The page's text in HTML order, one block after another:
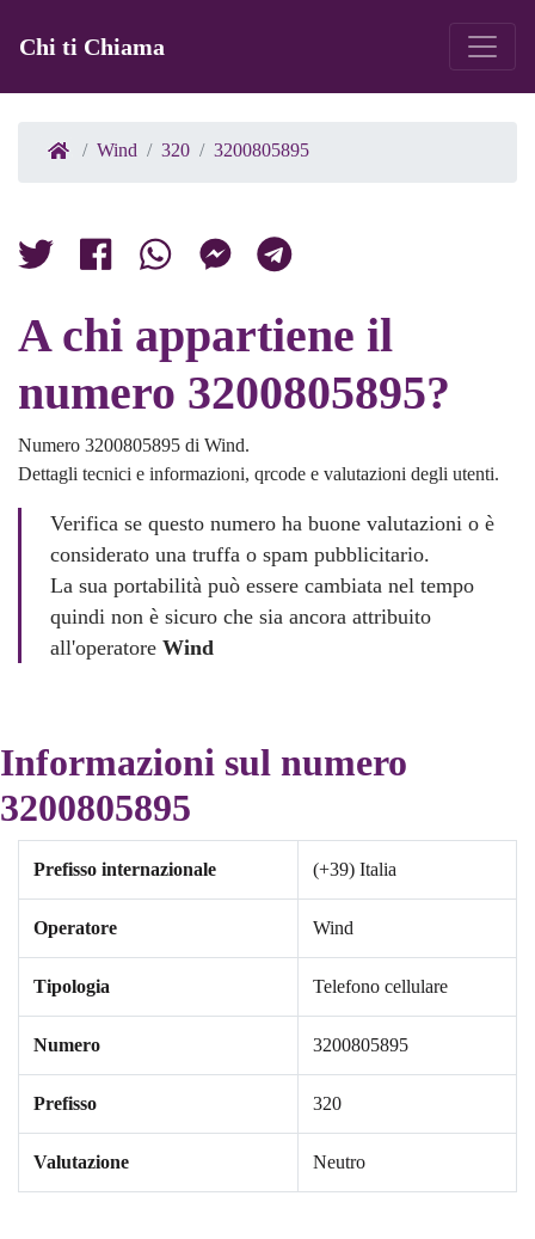
Chi ti Chiama
Wind 320 3200805895
A chi appartiene il
numero 3200805895?
Numero 3200805895 di Wind.
Dettagli tecnici e informazioni, qrcode e valutazioni degli utenti.
Verifica se questo numero ha buone valutazioni o è
considerato una truffa o spam pubblicitario.
La sua portabilità può essere cambiata nel tempo
quindi non è sicuro che sia ancora attribuito
all'operatoreWind
Informazioni sul numero
3200805895
Prefisso internazionale (+39) Italia
Operatore Wind
Tipologia Telefono cellulare
Numero 3200805895
Prefisso 320
Valutazione Neutro